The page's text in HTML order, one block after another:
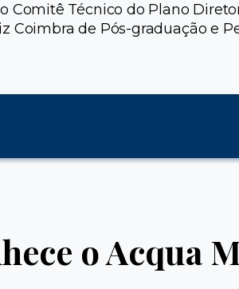
Técnico do Plano
de Pós-graduação e
o Acqua